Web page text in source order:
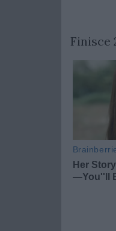
Finisce